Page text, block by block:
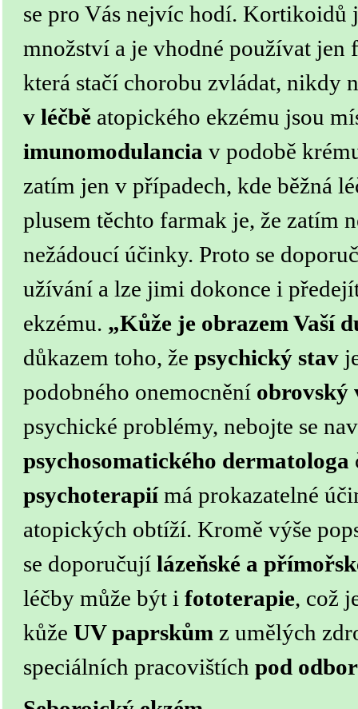
se pro Vás nejvíc hodí. Kortikoidů
množství a je vhodné používat jen
která stačí chorobu zvládat, nikdy
v léčbě atopického ekzému jsou
imunomodulancia v podobě
zatím jen v případech, kde běžná
plusem těchto farmak je, že zatím
nežádoucí účinky. Proto se
užívání a lze jimi dokonce i
ekzému. „Kůže je obrazem Vaší
důkazem toho, že psychický stav
podobného onemocnění obrovský
psychické problémy, nebojte se
psychosomatického dermatologa
psychoterapiímá prokazatelné
atopických obtíží. Kromě výše
se doporučují lázeňské a
léčby může být i fototerapie, což
kůže UV paprskům z umělých
speciálních pracovištích pod